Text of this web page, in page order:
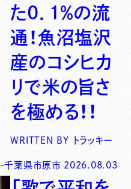
た0．1％の流
通！魚沼塩沢
産のコシヒカ
リで米の旨さ
を極める！！
WRITTEN BY トラッキー
-千葉県市原市 2026.08.03